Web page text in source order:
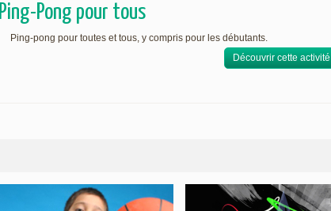
Ping-Pong pour tous
Ping-pong pour toutes et tous, y compris pour les débutants.
Découvrir cette activité